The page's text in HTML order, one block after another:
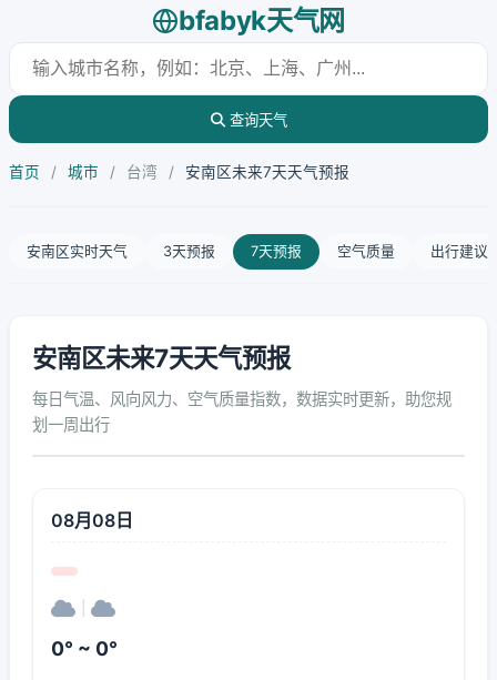
bfabyk天气网
查询天气
首页 / 城市 / 台湾 / 安南区未来7天天气预报
安南区实时天气 3天预报 7天预报 空气质量 出行建议
安南区未来7天天气预报
每日气温、风向风力、空气质量指数，数据实时更新，助您规
划一周出行
08月08日
0° ~ 0°